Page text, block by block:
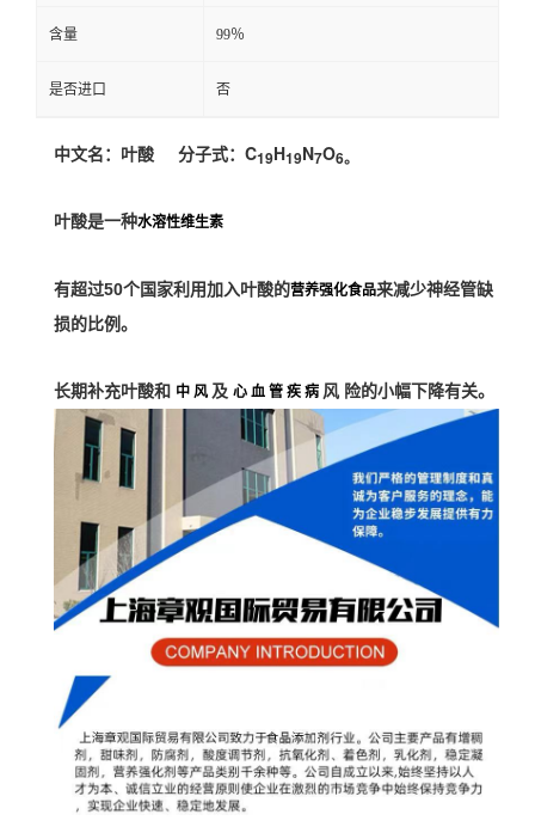
含量 99％
是否进口 否
中文名：叶酸 分子式： C19H19N7O6。
叶酸是一种水溶性维生素
有超过50个国家利用加入叶酸的营养强化食品来减少神经管缺
损的比例。
长期补充叶酸和 中 风 及 心 血 管 疾 病 风 险的小幅下降有关。